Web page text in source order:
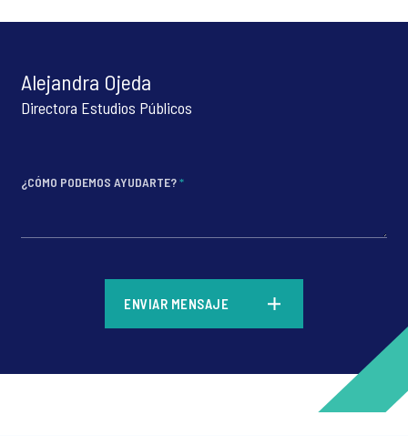
Alejandra Ojeda
Directora Estudios Públicos
¿CÓMO PODEMOS AYUDARTE?*
ENVIAR MENSAJE